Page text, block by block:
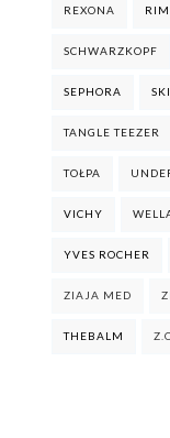
REXONA
SCHWARZKOPF
SEPHORA
TANGLE TEEZER
TOŁPA
VICHY
YVES ROCHER
ZIAJA MED
THEBALM